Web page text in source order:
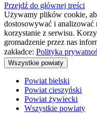
Przejdź do głównej treści
Używamy plików cookie,
dostosowywać i analizować
korzystanie z serwisu.
gromadzenie przez nas
zakładce: Polityka
Wszystkie powiaty
Powiat bielski
Powiat cieszyński
Powiat żywiecki
Wszystkie powiaty